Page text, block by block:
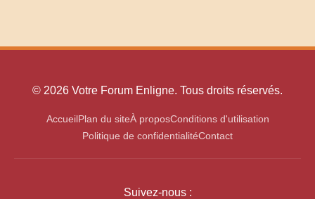
© 2026 Votre Forum Enligne. Tous droits réservés.
AccueilPlan du siteÀ proposConditions d'utilisation
Politique de confidentialitéContact
Suivez-nous :